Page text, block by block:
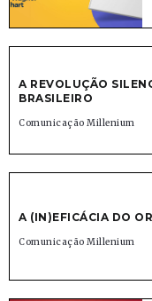
A REVOLUÇÃO
BRASILEIRO
Comunicação Millenium
A (IN)EFICÁCIA DO
Comunicação Millenium